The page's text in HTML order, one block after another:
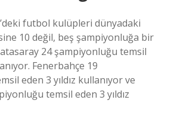
futbol kulüpleri dünyadaki
10 değil, beş şampiyonluğa bir
24 şampiyonluğu temsil
Fenerbahçe 19
eden 3 yıldız kullanıyor ve
temsil eden 3 yıldız